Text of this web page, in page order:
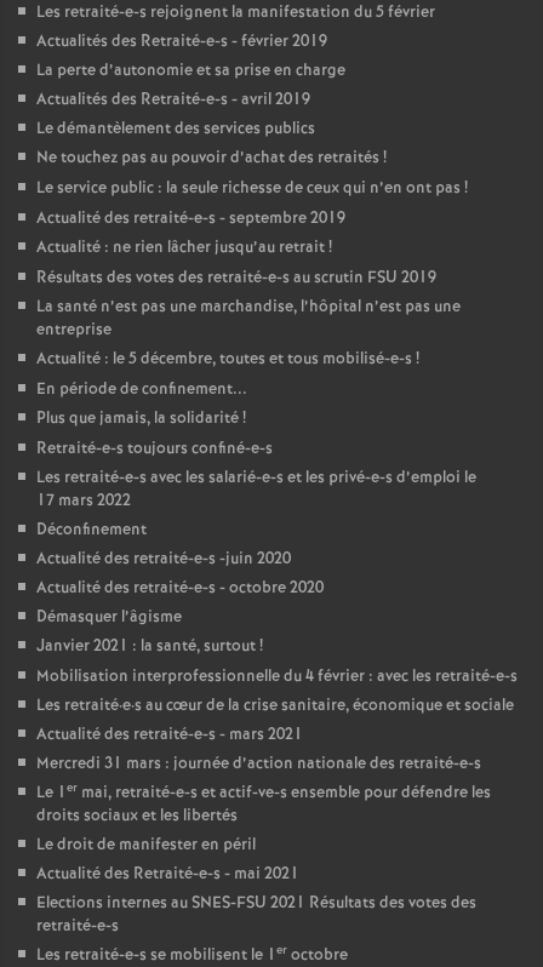
Les retraité-e-s rejoignent la manifestation du 5 février
Actualités des Retraité-e-s - février 2019
La perte d’autonomie et sa prise en charge
Actualités des Retraité-e-s - avril 2019
Le démantèlement des services publics
Ne touchez pas au pouvoir d’achat des retraités !
Le service public : la seule richesse de ceux qui n’en ont pas !
Actualité des retraité-e-s - septembre 2019
Actualité : ne rien lâcher jusqu’au retrait!
Résultats des votes des retraité-e-s au scrutin FSU 2019
La santé n’est pas une marchandise, l’hôpital n’est pas une
entreprise
Actualité : le 5 décembre, toutes et tous mobilisé-e-s !
En période de confinement...
Plus que jamais, la solidarité!
Retraité-e-s toujours confiné-e-s
Les retraité-e-s avec les salarié-e-s et les privé-e-s d’emploi le
17 mars 2022
Déconfinement
Actualité des retraité-e-s -juin 2020
Actualité des retraité-e-s - octobre 2020
Démasquer l’âgisme
Janvier 2021 : la santé, surtout!
Mobilisation interprofessionnelle du 4 février : avec les retraité-e-s
Les retraité·e·s au cœur de la crise sanitaire, économique et sociale
Actualité des retraité-e-s - mars 2021
Mercredi 31 mars : journée d’action nationale des retraité-e-s
Le 1 er mai, retraité-e-s et actif-ve-s ensemble pour défendre les
droits sociaux et les libertés
Le droit de manifester en péril
Actualité des Retraité-e-s - mai 2021
Elections internes auSNES-FSU 2021 Résultats des votes des
retraité-e-s
Les retraité-e-s se mobilisent le 1 er octobre